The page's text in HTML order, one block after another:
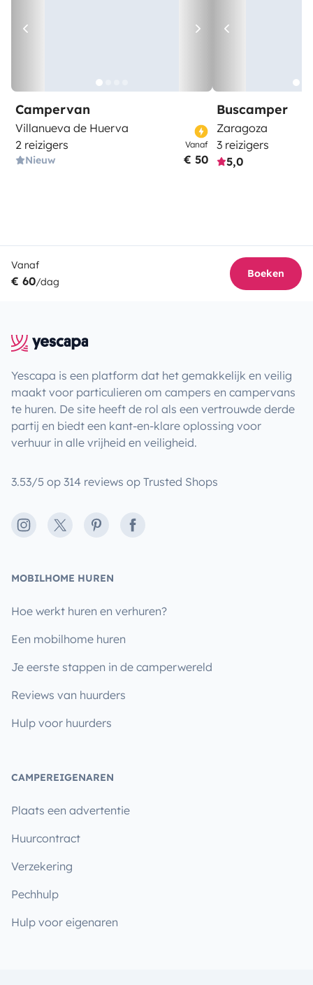
Campervan
Villanueva de Huerva
2 reizigers
Nieuw
Vanaf
€ 50
Buscamper
Zaragoza
3 reizigers
5,0
Vanaf
€ 60/dag
Boeken
Yescapa is een platform dat het gemakkelijk en veilig
maakt voor particulieren om campers en campervans
te huren. De site heeft de rol als een vertrouwde derde
partij en biedt een kant-en-klare oplossing voor
verhuur in alle vrijheid en veiligheid.
3.53/5 op 314 reviews op Trusted Shops
Instagram
X PinterestFacebook
MOBILHOME HUREN
Hoe werkt huren en verhuren?
Een mobilhome huren
Je eerste stappen in de camperwereld
Reviews van huurders
Hulp voor huurders
CAMPEREIGENAREN
Plaats een advertentie
Huurcontract
Verzekering
Pechhulp
Hulp voor eigenaren